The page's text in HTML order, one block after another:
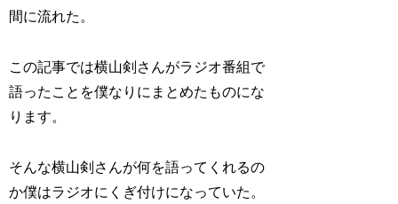
間に流れた。
この記事では横山剣さんがラジオ番組で
語ったことを僕なりにまとめたものにな
ります。
そんな横山剣さんが何を語ってくれるの
か僕はラジオにくぎ付けになっていた。